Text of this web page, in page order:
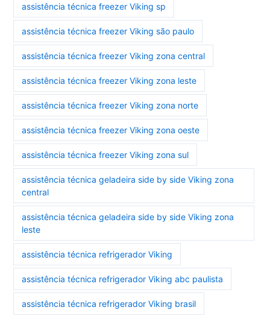
assistência técnica freezer Viking sp
assistência técnica freezer Viking são paulo
assistência técnica freezer Viking zona central
assistência técnica freezer Viking zona leste
assistência técnica freezer Viking zona norte
assistência técnica freezer Viking zona oeste
assistência técnica freezer Viking zona sul
assistência técnica geladeira side by side Viking zona
central
assistência técnica geladeira side by side Viking zona
leste
assistência técnica refrigerador Viking
assistência técnica refrigerador Viking abc paulista
assistência técnica refrigerador Viking brasil